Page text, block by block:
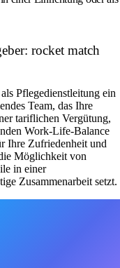
rocket match
Pflegedienstleitung ein
Team, das Ihre
tariflichen Vergütung,
Work-Life-Balance
Ihre Zufriedenheit und
Möglichkeit von
in einer
Zusammenarbeit setzt.